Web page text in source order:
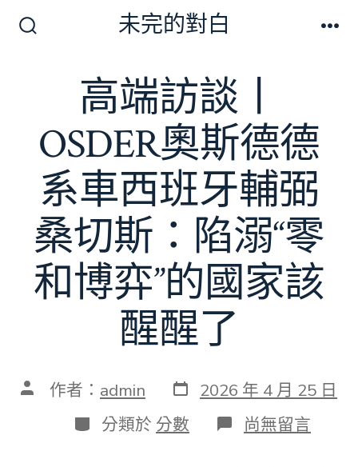
未完的對白
高端訪談丨
OSDER奧斯德德
系車西班牙輔弼
桑切斯：陷溺“零
和博弈”的國家該
醒醒了
文 作者： admin 發
表
日
期
2026 年 4 月 25 日
分
類
分類於 分數 在
〈高
尚無留言